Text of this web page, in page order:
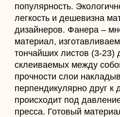
популярность.
легкость и дешевизна
дизайнеров. Фанера –
материал,
тончайших листов (3-23)
склеиваемых между
прочности слои
перпендикулярно друг к
происходит под
пресса. Готовый